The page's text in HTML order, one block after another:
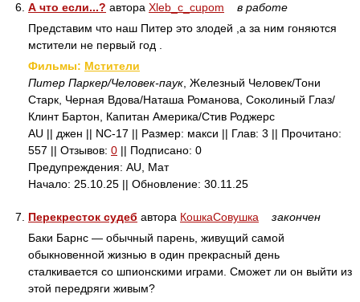
6. А что если...? автора Xleb_c_cupom
в работе
Представим что наш Питер это злодей ,а за ним гоняются
мстители не первый год .
Фильмы: Мстители
Питер Паркер/Человек-паук , Железный Человек/Тони
Старк, Черная Вдова/Наташа Романова, Соколиный Глаз/
Клинт Бартон, Капитан Америка/Стив Роджерс
AU || джен || NC-17 || Размер: макси || Глав: 3 || Прочитано:
557 || Отзывов: 0 || Подписано: 0
Предупреждения: AU, Мат
Начало: 25.10.25 || Обновление: 30.11.25
7. Перекресток судеб автора КошкаСовушка
закончен
Баки Барнс — обычный парень, живущий самой
обыкновенной жизнью в один прекрасный день
сталкивается со шпионскими играми. Сможет ли он выйти из
этой передряги живым?